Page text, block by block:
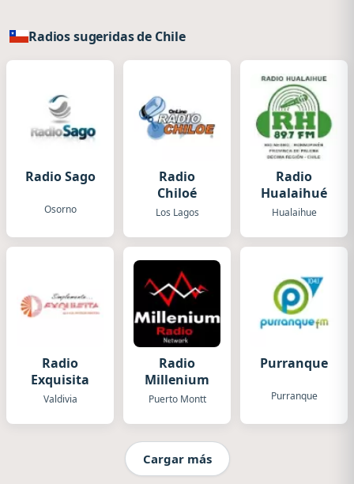
Radios sugeridas de Chile
Radio Sago
Osorno
Radio
Chiloé
Los Lagos
Radio
Hualaihué
Hualaihue
Radio
Exquisita
Valdivia
Radio
Millenium
Puerto Montt
Purranque
Purranque
Cargar más